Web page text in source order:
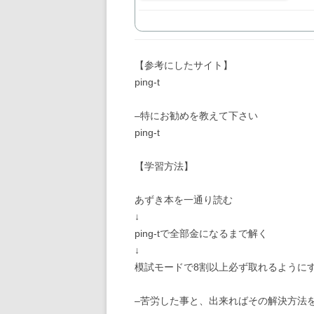
【参考にしたサイト】
ping-t
–特にお勧めを教えて下さい
ping-t
【学習方法】
あずき本を一通り読む
↓
ping-tで全部金になるまで解く
↓
模試モードで8割以上必ず取れるように
–苦労した事と、出来ればその解決方法